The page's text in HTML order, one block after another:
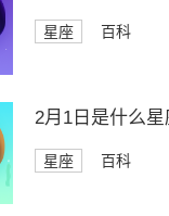
星座 百科
2月1日是什么星
星座 百科